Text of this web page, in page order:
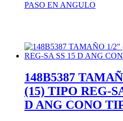
PASO EN ANGULO
148B5387
(15) TIPO REG-
D ANG CONO